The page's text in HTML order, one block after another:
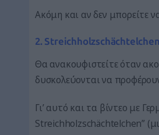
Ακόμη και αν δεν μπορείτε
2.
Θα ανακουφιστείτε όταν
δυσκολεύονται να
Γι’ αυτό και τα βίντεο με
Streichholzschächtelchen”